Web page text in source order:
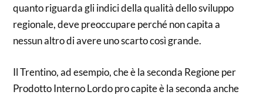
quanto riguarda gli indici della qualità dello sviluppo
regionale, deve preoccupare perché non capita a
nessun altro di avere uno scarto così grande.
Il Trentino, ad esempio, che è la seconda Regione per
Prodotto Interno Lordo pro capite è la seconda anche